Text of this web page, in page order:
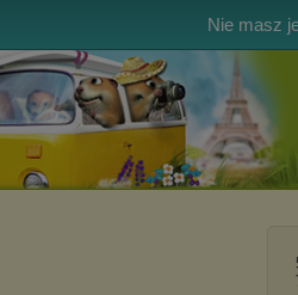
Nie masz